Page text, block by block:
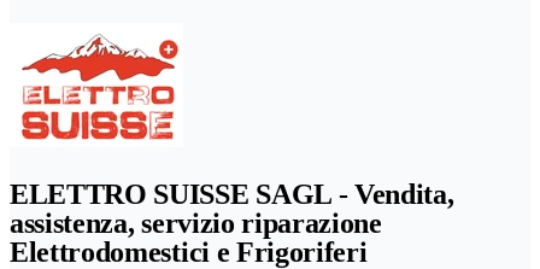
ELETTRO SUISSE SAGL - Vendita,
assistenza, servizio riparazione
Elettrodomestici e Frigoriferi